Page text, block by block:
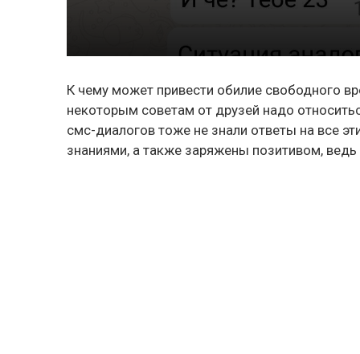
К чему может привести обилие свободного
некоторым советам от друзей надо
смс-диалогов тоже не знали ответы на все
знаниями, а также заряжены позитивом,